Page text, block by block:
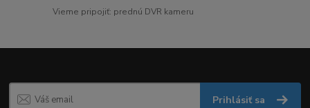
Vieme pripojiť: prednú DVR kameru
Prihlásiť sa